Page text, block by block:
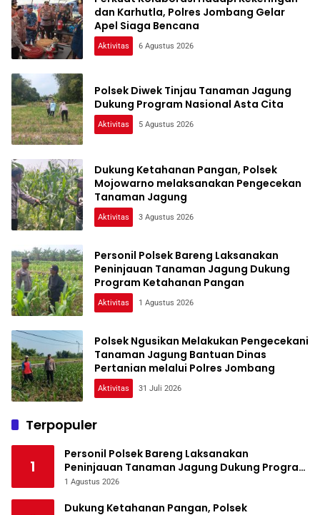
dan Karhutla, Polres Jombang Gelar
Apel Siaga Bencana
Aktivitas 6 Agustus 2026
Polsek Diwek Tinjau Tanaman Jagung
Dukung Program Nasional Asta Cita
Aktivitas 5 Agustus 2026
Dukung Ketahanan Pangan, Polsek
Mojowarno melaksanakan Pengecekan
Tanaman Jagung
Aktivitas 3 Agustus 2026
Personil Polsek Bareng Laksanakan
Peninjauan Tanaman Jagung Dukung
Program Ketahanan Pangan
Aktivitas 1 Agustus 2026
Polsek Ngusikan Melakukan Pengecekani
Tanaman Jagung Bantuan Dinas
Pertanian melalui Polres Jombang
Aktivitas 31 Juli 2026
Terpopuler
1
Personil Polsek Bareng Laksanakan
Peninjauan Tanaman Jagung Dukung Program
Ketahanan Pangan
1 Agustus 2026
Dukung Ketahanan Pangan, Polsek